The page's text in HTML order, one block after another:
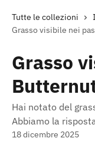
Tutte le collezioni
Grasso visibile nei
Grasso
Hai notato del
Abbiamo la
18 dicembre 2025